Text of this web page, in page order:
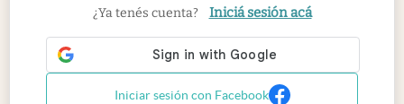
¿Ya tenés cuenta? Iniciá sesión acá
Iniciar sesión con Facebook